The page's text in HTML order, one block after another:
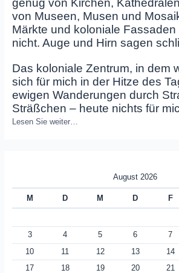
von Museen, Musen und
Märkte und koloniale
nicht. Auge und Hirn sagen
Das koloniale Zentrum, in dem
sich für mich in der Hitze des
ewigen Wanderungen durch
Sträßchen – heute nichts für
Lesen Sie weiter…
August 2026
M D M D F
3
4 5 6 7
10
11 12 13 14
17
18 19 20 21